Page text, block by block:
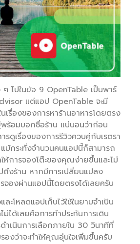
ไปในข้อ 9 OpenTable เป็นพาร์
แต่แอป OpenTable จะมี
เรื่องของการหาร้านอาหารโดยตรง
ร้อมบอกชื่อร้าน แน่นอนว่าก่อน
ดูเรื่องของการรีวิวควบคู่กับเรตรา
แม้กระทั่งจำนวนคนแอปนี้ก็สามารถ
ให้การจองโต๊ะของคุณง่ายขึ้นและไม่
ถึงร้าน หากมีการเปลี่ยนแปลง
จองผ่านแอปนี้โดยตรงได้เลยครับ
ะโหลดแอปเก็บไว้ใช้ในยามจำเป้น
ได้เลยคือการทำประกันการเดิน
ดำเนินการเลือกภายใน 30 วินาทีที่
องว่าจะทำให้คุณอุ่นใจเพิ่มขึ้นครับ